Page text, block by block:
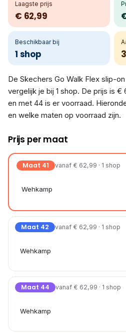
Laagste prijs
€ 62,99
Beschikbaar bij
1 shop 3
De Skechers Go Walk Flex slip-on
vergelijk je bij 1 shop. De prijs is €
en met 44 is er voorraad.
en welke maten op voorraad zijn.
Prijs per maat
Maat 41 vanaf € 62,99 · 1 shop
Wehkamp
Maat 42 vanaf € 62,99 · 1 shop
Wehkamp
Maat 44 vanaf € 62,99 · 1 shop
Wehkamp